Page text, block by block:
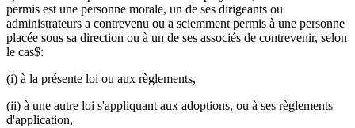
permis est une personne morale, un de ses dirigeants ou
administrateurs a contrevenu ou a sciemment permis à une personne
placée sous sa direction ou à un de ses associés de contrevenir, selon
le cas$:
(i) à la présente loi ou aux règlements,
(ii) à une autre loi s'appliquant aux adoptions, ou à ses règlements
d'application,